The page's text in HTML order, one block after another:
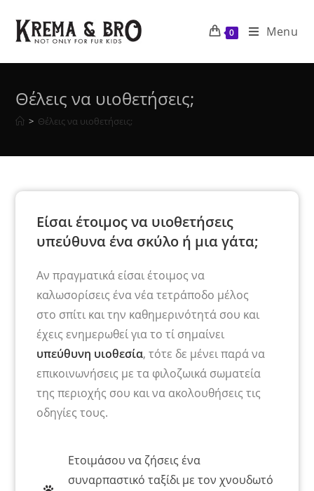
0 Menu
Θέλεις να υιοθετήσεις;
> Θέλεις να υιοθετήσεις;
Είσαι έτοιμος να υιοθετήσεις
υπεύθυνα ένα σκύλο ή μια γάτα;
Αν πραγματικά είσαι έτοιμος να
καλωσορίσεις ένα νέα τετράποδο μέλος
στο σπίτι και την καθημερινότητά σου και
έχεις ενημερωθεί για το τί σημαίνει
υπεύθυνη υιοθεσία, τότε δε μένει παρά να
επικοινωνήσεις με τα φιλοζωικά σωματεία
της περιοχής σου και να ακολουθήσεις τις
οδηγίες τους.
Ετοιμάσου να ζήσεις ένα
συναρπαστικό ταξίδι με τον χνουδωτό